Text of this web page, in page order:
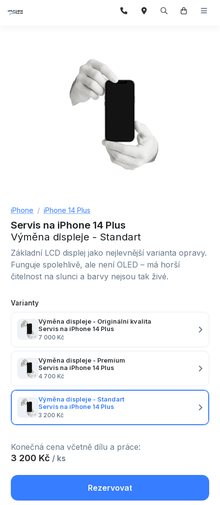
iPhone iPhone 14 Plus
Servis na iPhone 14 Plus
Výměna displeje - Standart
Základní LCD displej jako nejlevnější varianta opravy.
Funguje spolehlivě, ale není OLED – má horší
čitelnost na slunci a barvy nejsou tak živé.
Varianty
Výměna displeje - Originální kvalita
Servis na iPhone 14 Plus
7 000 Kč
Výměna displeje - Premium
Servis na iPhone 14 Plus
4 700 Kč
Výměna displeje - Standart
Servis na iPhone 14 Plus
3 200 Kč
Konečná cena včetně dílu a práce:
3 200 Kč / ks
Rezervovat